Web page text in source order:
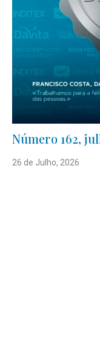
Número 162,
26 de Julho, 2026